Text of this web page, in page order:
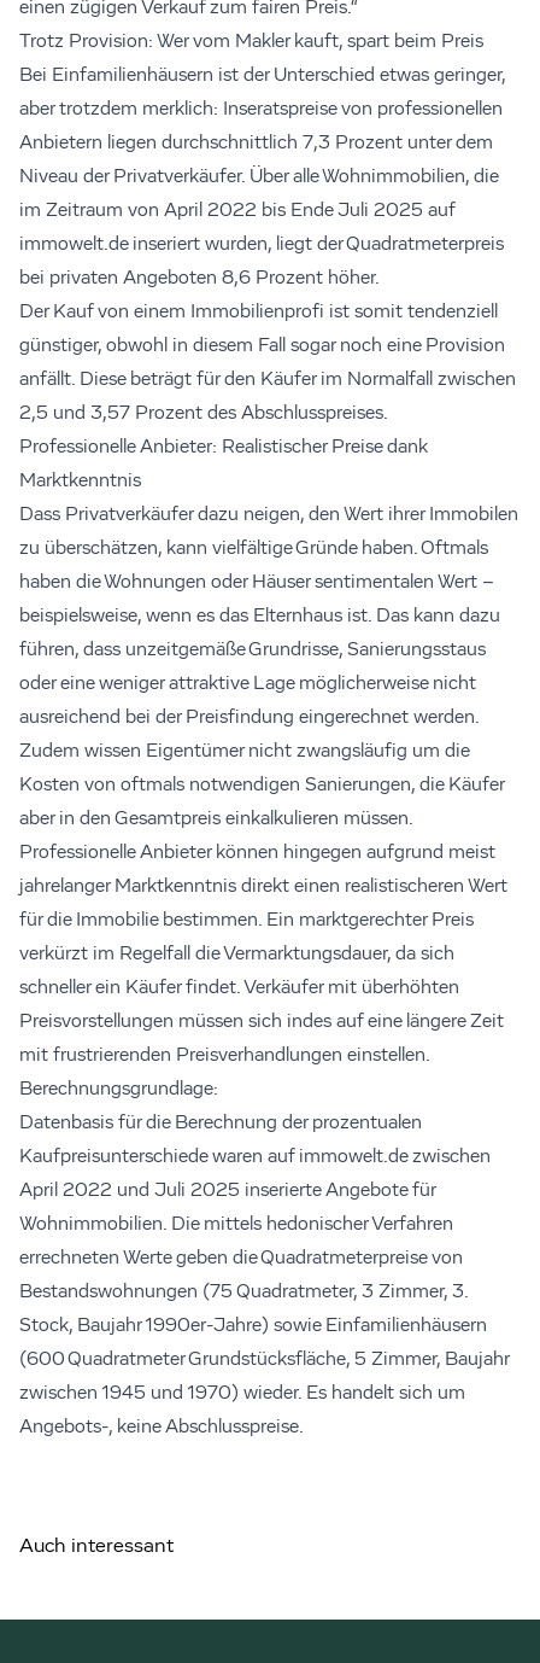
einen zügigen Verkauf zum fairen Preis.“
Trotz Provision: Wer vom Makler kauft, spart beim Preis
Bei Einfamilienhäusern ist der Unterschied etwas geringer,
aber trotzdem merklich: Inseratspreise von professionellen
Anbietern liegen durchschnittlich 7,3 Prozent unter dem
Niveau der Privatverkäufer. Über alle Wohnimmobilien, die
im Zeitraum von April 2022 bis Ende Juli 2025 auf
immowelt.de inseriert wurden, liegt der Quadratmeterpreis
bei privaten Angeboten 8,6 Prozent höher.
Der Kauf von einem Immobilienprofi ist somit tendenziell
günstiger, obwohl in diesem Fall sogar noch eine Provision
anfällt. Diese beträgt für den Käufer im Normalfall zwischen
2,5 und 3,57 Prozent des Abschlusspreises.
Professionelle Anbieter: Realistischer Preise dank
Marktkenntnis
Dass Privatverkäufer dazu neigen, den Wert ihrer Immobilen
zu überschätzen, kann vielfältige Gründe haben. Oftmals
haben die Wohnungen oder Häuser sentimentalen Wert –
beispielsweise, wenn es das Elternhaus ist. Das kann dazu
führen, dass unzeitgemäße Grundrisse, Sanierungsstaus
oder eine weniger attraktive Lage möglicherweise nicht
ausreichend bei der Preisfindung eingerechnet werden.
Zudem wissen Eigentümer nicht zwangsläufig um die
Kosten von oftmals notwendigen Sanierungen, die Käufer
aber in den Gesamtpreis einkalkulieren müssen.
Professionelle Anbieter können hingegen aufgrund meist
jahrelanger Marktkenntnis direkt einen realistischeren Wert
für die Immobilie bestimmen. Ein marktgerechter Preis
verkürzt im Regelfall die Vermarktungsdauer, da sich
schneller ein Käufer findet. Verkäufer mit überhöhten
Preisvorstellungen müssen sich indes auf eine längere Zeit
mit frustrierenden Preisverhandlungen einstellen.
Berechnungsgrundlage:
Datenbasis für die Berechnung der prozentualen
Kaufpreisunterschiede waren auf immowelt.de zwischen
April 2022 und Juli 2025 inserierte Angebote für
Wohnimmobilien. Die mittels hedonischer Verfahren
errechneten Werte geben die Quadratmeterpreise von
Bestandswohnungen (75 Quadratmeter, 3 Zimmer, 3.
Stock, Baujahr 1990er-Jahre) sowie Einfamilienhäusern
(600 Quadratmeter Grundstücksfläche, 5 Zimmer, Baujahr
zwischen 1945 und 1970) wieder. Es handelt sich um
Angebots-, keine Abschlusspreise.
Auch interessant